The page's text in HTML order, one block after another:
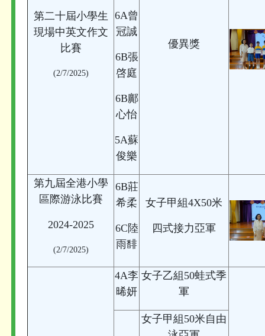
第二十屆小學生
現場中英文作文
比賽
(2/7/2025)
6A曾
冠誠
6B張
啓庭
6B鄺
心怡
5A蘇
俊樂
優異獎
第九屆全港小學
區際游泳比賽
2024-2025
(2/7/2025)
6B莊
希柔
6C陸
雨馡
女子甲組4X50米
四式接力亞軍
4A李
晞妍
女子乙組50蛙式季
軍
女子甲組50米自由